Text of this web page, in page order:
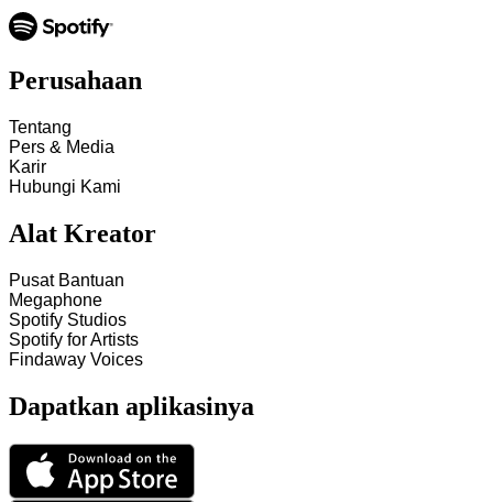
Perusahaan
Tentang
Pers & Media
Karir
Hubungi Kami
Alat Kreator
Pusat Bantuan
Megaphone
Spotify Studios
Spotify for Artists
Findaway Voices
Dapatkan aplikasinya